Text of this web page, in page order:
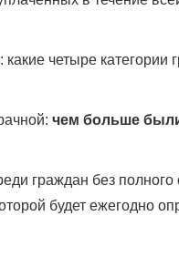
четыре категории
чем больше
граждан без полного
будет ежегодно